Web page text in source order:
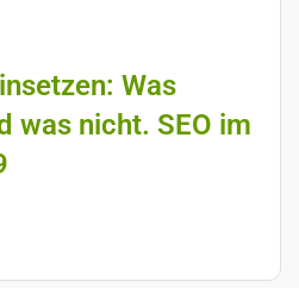
Was
was nicht. SEO im